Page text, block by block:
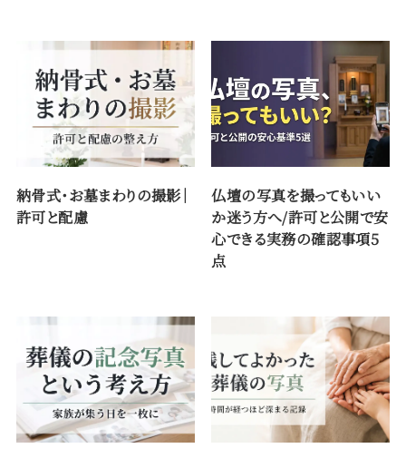
納骨式・お墓まわりの撮影｜
許可と配慮
仏壇の写真を撮ってもいい
か迷う方へ/許可と公開で安
心できる実務の確認事項5
点